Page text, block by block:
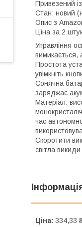
Привезений
Стан: новий
Опис з
Ціна за 2
Управління
вимикається,
Простота
увімкніть
Сонячна
заряджає
Матеріал:
час
Скоротити
світла
Ціна: 334,33